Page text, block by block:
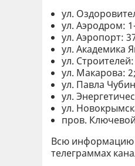
ул.
ул. Аэродром:
ул. Аэропорт:
ул. Академика
ул.
ул. Макарова: 2;
ул. Павла
ул.
ул.
пров.
Всю информацию
телеграммах